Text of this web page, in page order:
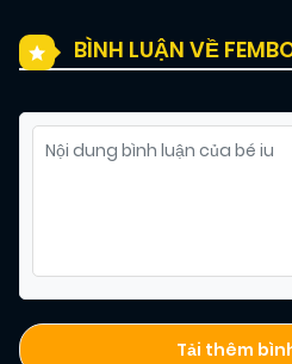
BÌNH LUẬN VỀ
Tải thêm